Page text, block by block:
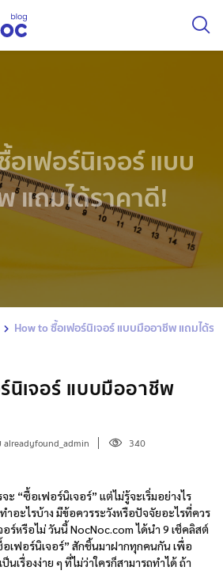
อเฟอร์นิเจอร์ แบบ
แถมได้ราคาดี!
How to ซื้อเฟอร์นิเจอร์ แบบมืออาชีพ แถมได้ร
นิเจอร์ แบบมืออาชีพ
alreadyfound_admin 340
“ซื้อเฟอร์นิเจอร์” แต่ไม่รู้จะเริ่มอย่างไร
อะไรบ้าง มีข้อควรระวังหรือปัจจัยอะไรที่ควร
ร์หรือไม่ วันนี้ NocNoc.com ได้นำ 9 เช็คลิสต์
เฟอร์นิเจอร์” สักชิ้นมาฝากทุกคนกัน เพื่อ
นเรื่องง่าย ๆ ที่ไม่ว่าใครก็สามารถทำได้ ถ้า